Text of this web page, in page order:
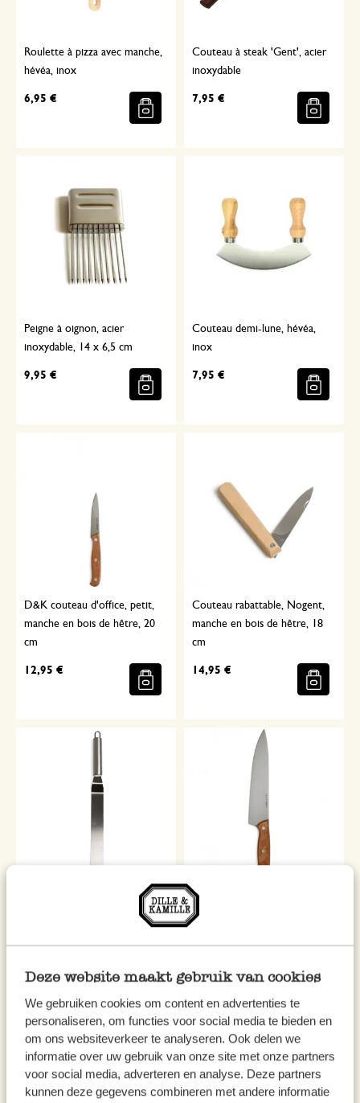
Deze website maakt gebruik van cookies
We gebruiken cookies om content en advertenties te
personaliseren, om functies voor social media te bieden en
om ons websiteverkeer te analyseren. Ook delen we
informatie over uw gebruik van onze site met onze partners
voor social media, adverteren en analyse. Deze partners
kunnen deze gegevens combineren met andere informatie
Roulette à pizza avec manche,
hévéa, inox
6,95 €
Couteau à steak 'Gent', acier
inoxydable
7,95 €
Peigne à oignon, acier
inoxydable, 14 x 6,5 cm
9,95 €
Couteau demi-lune, hévéa,
inox
7,95 €
D&K couteau d'office, petit,
manche en bois de hêtre, 20
cm
12,95 €
Couteau rabattable, Nogent,
manche en bois de hêtre, 18
cm
14,95 €
Couteau à palette/glaçage,
8,95 €
Couteau de chef, manche en
bois de hêtre, 33 cm
22,95 €